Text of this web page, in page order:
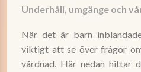
Underhåll, umgänge och
När det är barn
viktigt att se över frågor
vårdnad. Här nedan hittar